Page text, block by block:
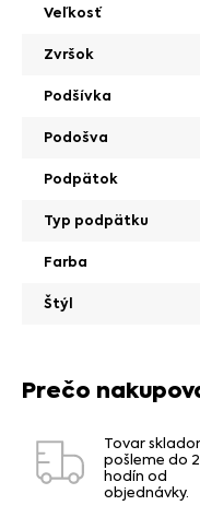
Veľkosť
Zvršok
Podšívka
Podošva
Podpätok
Typ podpätku
Farba
Štýl
Prečo
Tovar
pošleme do
hodín od
objednávky.